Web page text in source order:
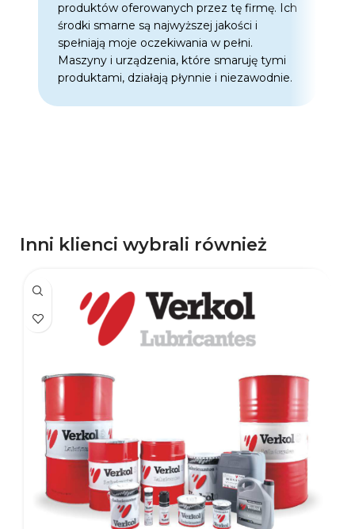
produktów oferowanych przez tę firmę. Ich
środki smarne są najwyższej jakości i
spełniają moje oczekiwania w pełni.
Maszyny i urządzenia, które smaruję tymi
produktami, działają płynnie i niezawodnie.
Inni klienci wybrali również